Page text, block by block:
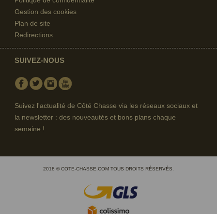
(1 avis)
Gestion des cookies
Plan de site
Redirections
SUIVEZ-NOUS
Facebook
TwitterInstagram
Suivez l'actualité de Côté Chasse via les réseaux sociaux et
la newsletter : des nouveautés et bons plans chaque
semaine !
2018 © COTE-CHASSE.COM TOUS DROITS RÉSERVÉS.